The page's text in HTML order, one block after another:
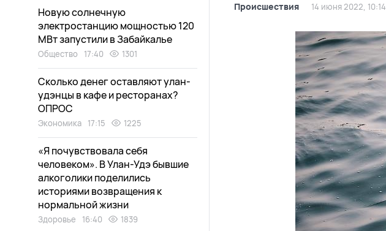
Происшествия 14 июня 2022, 10:14
Новую солнечную
электростанцию мощностью 120
МВт запустили в Забайкалье
Общество 17:40 1301
Сколько денег оставляют улан-
удэнцы в кафе и ресторанах?
ОПРОС
Экономика 17:15 1225
«Я почувствовала себя
человеком». В Улан-Удэ бывшие
алкоголики поделились
историями возвращения к
нормальной жизни
Здоровье 16:40 1839